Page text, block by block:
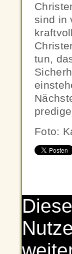
sind in
tun,
Foto: